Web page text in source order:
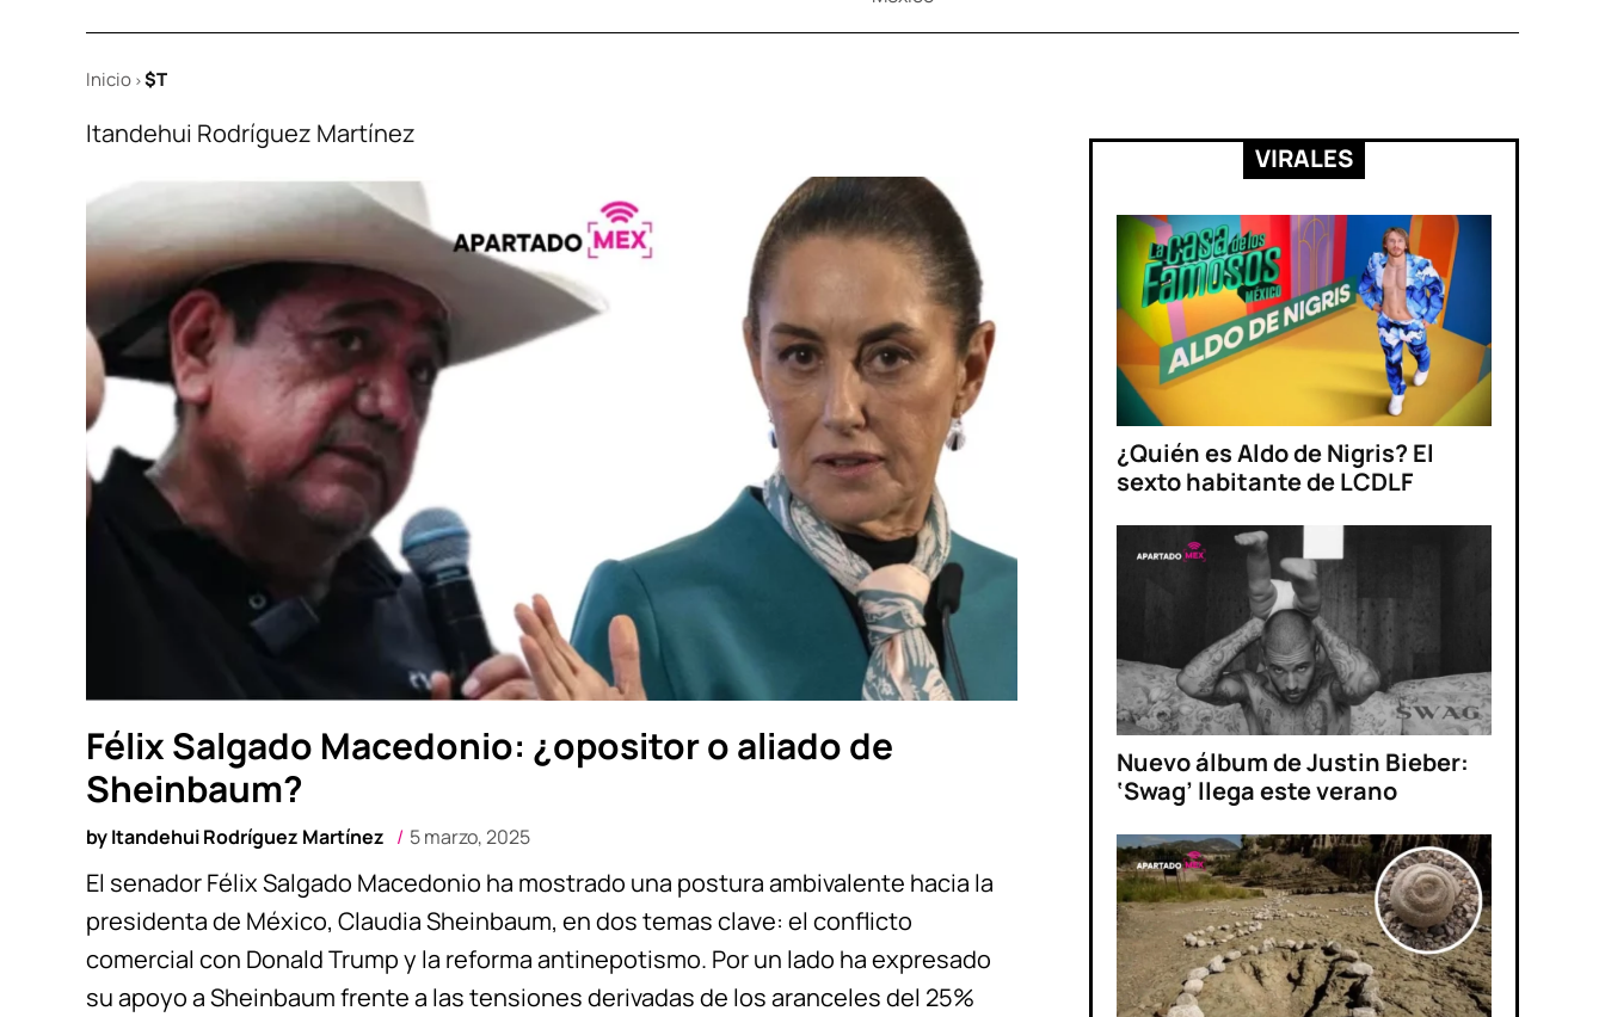
Inicio >$T
Itandehui Rodríguez Martínez
Félix Salgado Macedonio: ¿opositor o aliado de
Sheinbaum?
byItandehui Rodríguez Martínez 5 marzo, 2025
El senador Félix Salgado Macedonio ha mostrado una postura ambivalente hacia la
presidenta de México, Claudia Sheinbaum, en dos temas clave: el conflicto
comercial con Donald Trump y la reforma antinepotismo. Por un lado ha expresado
su apoyo a Sheinbaum frente a las tensiones derivadas de los aranceles del 25%
VIRALES
¿Quién es Aldo de Nigris? El
sexto habitante de LCDLF
Nuevo álbum de Justin Bieber:
‘Swag’ llega este verano